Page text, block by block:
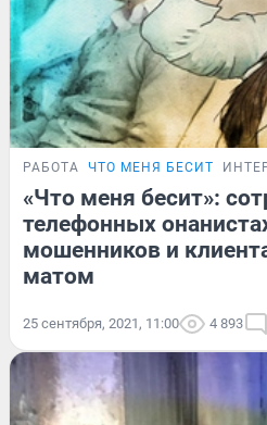
РАБОТА ЧТО МЕНЯ БЕСИТ
«Что меня бесит»:
телефонных
мошенников и
матом
25 сентября, 2021, 11:00 4 893